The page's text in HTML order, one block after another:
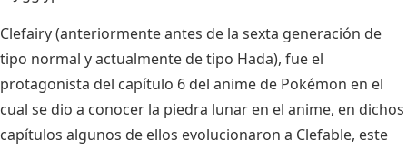
Clefairy (anteriormente antes de la sexta generación de
tipo normal y actualmente de tipo Hada), fue el
protagonista del capítulo 6 del anime de Pokémon en el
cual se dio a conocer la piedra lunar en el anime, en dichos
capítulos algunos de ellos evolucionaron a Clefable, este